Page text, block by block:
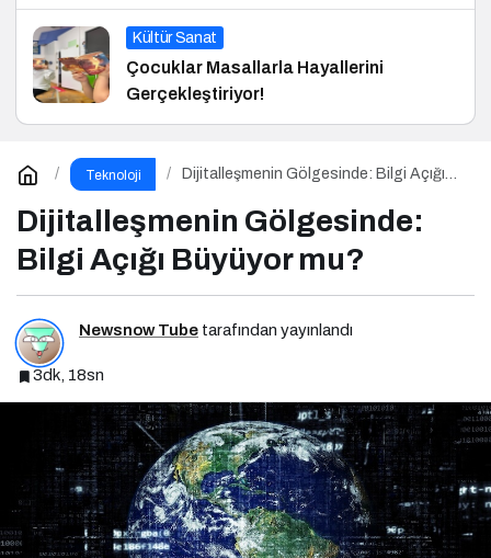
Kültür Sanat
Çocuklar Masallarla Hayallerini
Gerçekleştiriyor!
Teknoloji
Dijitalleşmenin Gölgesinde: Bilgi Açığı
Dijitalleşmenin Gölgesinde:
Bilgi Açığı Büyüyor mu?
Newsnow Tube tarafından yayınlandı
3dk, 18sn